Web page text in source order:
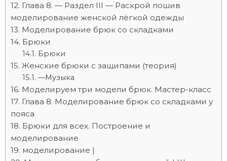
Глава 8. — Раздел III — Раскрой пошив
моделирование женской лёгкой одежды
Моделирование брюк со складками
Брюки
Брюки
Женские брюки с защипами (теория)
—Музыка
Моделируем три модели брюк. Мастер-класс
Глава 8. Моделирование брюк со складками у
пояса
Брюки для всех. Построение и
моделирование
моделирование |